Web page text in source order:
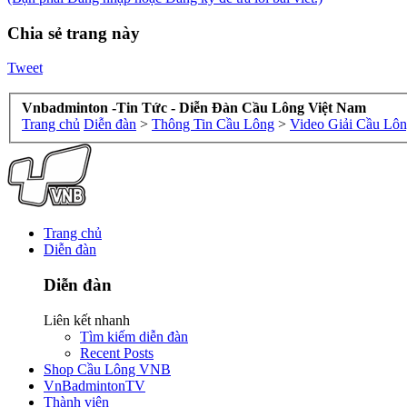
Chia sẻ trang này
Tweet
Vnbadminton -Tin Tức - Diễn Đàn Cầu Lông Việt Nam
Trang chủ Diễn đàn > Thông Tin Cầu Lông > Video Giải Cầu
Trang chủ
Diễn đàn
Diễn đàn
Liên kết nhanh
Tìm kiếm diễn đàn
Recent Posts
Shop Cầu Lông VNB
VnBadmintonTV
Thành viên